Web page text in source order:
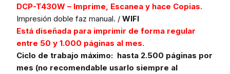
DCP-T430W – Imprime, Escanea y hace Copias.
Impresión doble faz manual. / WIFI
Está diseñada para imprimir de forma regular
entre 50 y 1.000 páginas al mes.
Ciclo de trabajo máximo: hasta 2.500 páginas por
mes (no recomendable usarlo siempre al